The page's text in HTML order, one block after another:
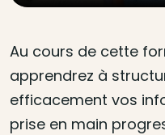
Au cours de cette
apprendrez à
efficacement vos
prise en main